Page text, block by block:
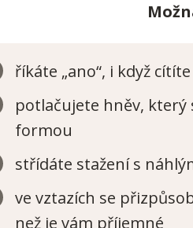
říkáte „ano“, i když cítíte
potlačujete hněv, který
formou
střídáte stažení s
ve vztazích se
než je vám příjemné